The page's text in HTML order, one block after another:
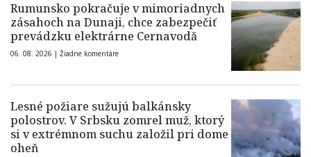
Rumunsko pokračuje v mimoriadnych
zásahoch na Dunaji, chce zabezpečiť
prevádzku elektrárne Cernavodă
06. 08. 2026 | Žiadne komentáre
Lesné požiare sužujú balkánsky
polostrov. V Srbsku zomrel muž, ktorý
si v extrémnom suchu založil pri dome
oheň